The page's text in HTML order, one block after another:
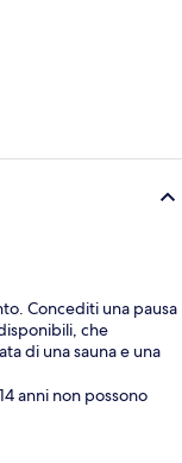
Concediti una pausa
che
di una sauna e una
anni non possono